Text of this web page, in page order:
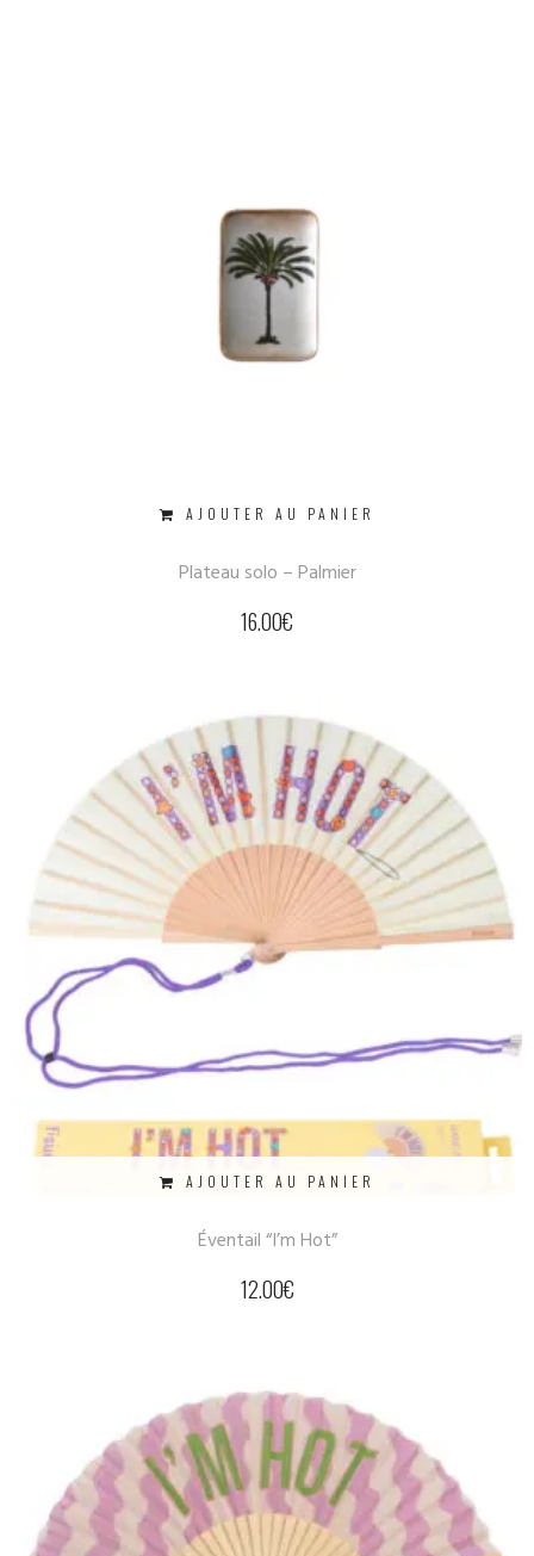
AJOUTER AU PANIER
Plateau solo – Palmier
16.00€
AJOUTER AU PANIER
Éventail “I’m Hot”
12.00€